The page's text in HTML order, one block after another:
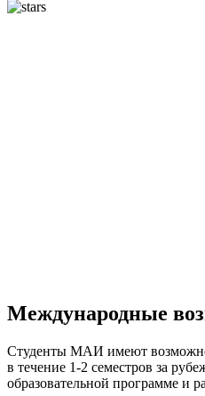
Международные
Студенты МАИ имеют
в течение 1-2 семестров за
образовательной программе и